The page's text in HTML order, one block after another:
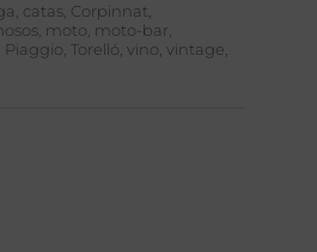
catas Corpinnat
moto moto-bar
Piaggio Torelló vino vintage